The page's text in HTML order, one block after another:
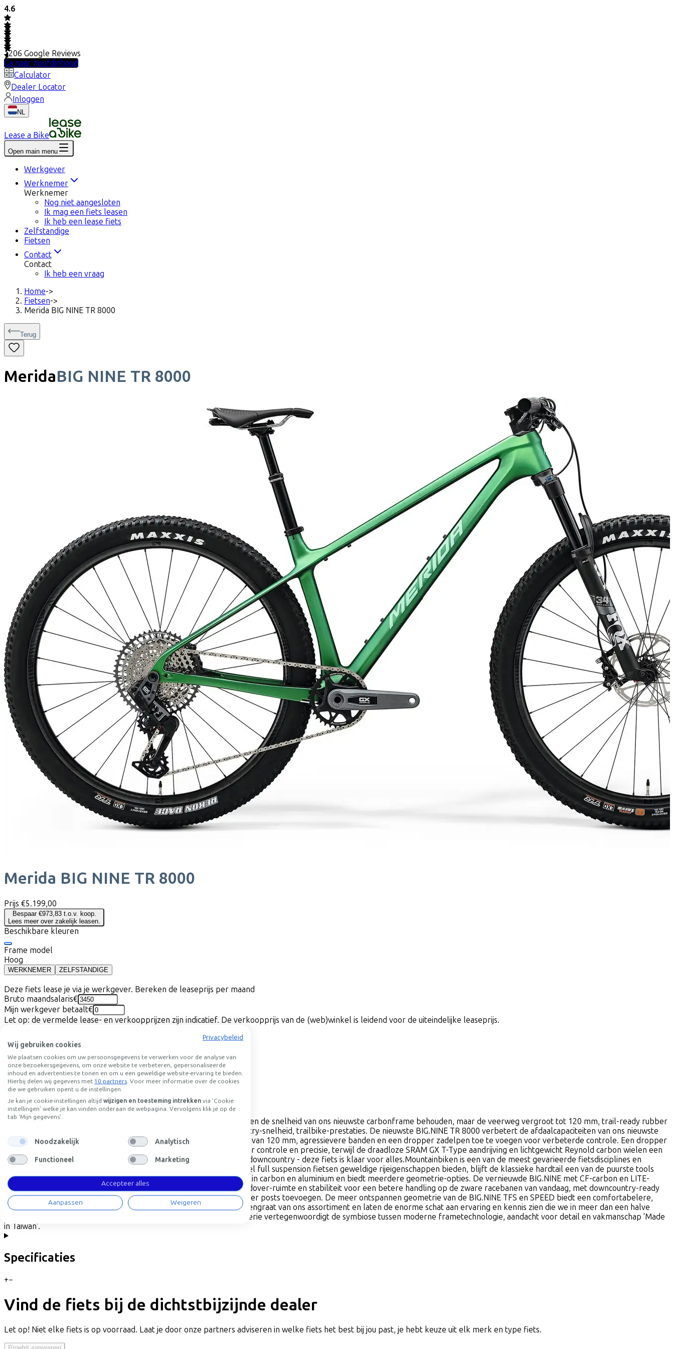
4.6
1206 Google Reviews
Ga naar hoofdinhoud
Calculator
Dealer Locator
Inloggen
NL
Lease a Bike
Open main menu
Werkgever
Werknemer
Werknemer
Nog niet aangesloten
Ik mag een fiets leasen
Ik heb een lease fiets
Zelfstandige
Fietsen
Contact
Contact
Ik heb een vraag
Home->
Fietsen->
Merida BIG NINE TR 8000
Terug
MeridaBIG NINE TR 8000
Merida BIG NINE TR 8000
Prijs €5.199,00
Bespaar €973,83 t.o.v. koop.
Lees meer over zakelijk leasen.
Beschikbare kleuren
Frame model
Hoog
WERKNEMER ZELFSTANDIGE
Deze fiets lease je via je werkgever. Bereken de leaseprijs per maand
Bruto maandsalaris€
Mijn werkgever betaalt€
Let op: de vermelde lease- en verkoopprijzen zijn indicatief. De verkoopprijs van de (web)winkel is leidend voor de uiteindelijke leaseprijs.
€119,71
Incl. Service & verzekeringspakket
Overnameprijs na 3 jaar: €1.039,80
Informatie
+−
Cross-country, downcountry - deze fiets is klaar voor alles. We hebben de snelheid van ons nieuwste carbonframe behouden, maar de veerweg vergroot tot 120 mm, trail-ready rubber
toegevoegd en een dropper post voor sublieme controle.Crosscountry-snelheid, trailbike-prestaties. De nieuwste BIG.NINE TR 8000 verbetert de afdaalcapaciteiten van ons nieuwste
progressieve carbonframe door een vork met een langere veerweg van 120 mm, agressievere banden en een dropper zadelpen toe te voegen voor verbeterde controle. Een dropper
zadelpen met lange veerweg en RockShox SID-voorvork zorgen voor controle en precisie, terwijl de draadloze SRAM GX T-Type aandrijving en lichtgewicht Reynold carbon wielen een
razendsnel tempo bieden, zowel bergop als bergaf. Cross-country, downcountry - deze fiets is klaar voor alles.Mountainbiken is een van de meest gevarieerde fietsdisciplines en
waarschijnlijk de meest veeleisende als het gaat om uitrusting. Hoewel full suspension fietsen geweldige rijeigenschappen bieden, blijft de klassieke hardtail een van de puurste tools
voor dit doel. Onze BIG.NINE-serie met 29 inch wielen is verkrijgbaar in carbon en aluminium en biedt meerdere geometrie-opties. De vernieuwde BIG.NINE met CF-carbon en LITE-
aluminium frame biedt een echt moderne geometrie met meer standover-ruimte en stabiliteit voor een betere handling op de zware racebanen van vandaag, met downcountry-ready
TR-opties die de veerweg vergroten en agressieve banden en dropper posts toevoegen. De meer ontspannen geometrie van de BIG.NINE TFS en SPEED biedt een comfortabelere,
rechtopstaande rijhouding. Onze klassieke hardtails vormen de ruggengraat van ons assortiment en laten de enorme schat aan ervaring en kennis zien die we in meer dan een halve
eeuw fietsproductie en -fabricage hebben opgedaan. De BIG.NINE-serie vertegenwoordigt de symbiose tussen moderne frametechnologie, aandacht voor detail en vakmanschap 'Made
in Taiwan'.
Specificaties
+−
Vind de fiets bij de dichtstbijzijnde dealer
Let op! Niet elke fiets is op voorraad. Laat je door onze partners adviseren in welke fiets het best bij jou past, je hebt keuze uit elk merk en type fiets.
Privacybeleid
Wij gebruiken cookies
We plaatsen cookies om uw persoonsgegevens te verwerken voor de analyse van
onze bezoekersgegevens, om onze website te verbeteren, gepersonaliseerde
inhoud en advertenties te tonen en om u een geweldige website-ervaring te bieden.
Hierbij delen wij gegevens met 10 partners. Voor meer informatie over de cookies
die we gebruiken opent u de instellingen.
Je kan je cookie-instellingen altijd wijzigen en toesteming intrekken via 'Cookie
instellingen' welke je kan vinden onderaan de webpagina. Vervolgens klik je op de
tab ‘Mijn gegevens'.
Noodzakelijk Analytisch
Functioneel Marketing
Accepteer alles
Aanpassen Weigeren